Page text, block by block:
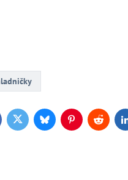
TwitterBlueskyPinterestReddit